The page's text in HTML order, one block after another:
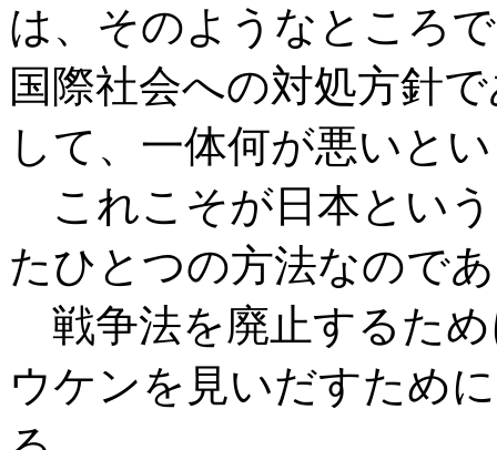
は、そのようなところ
国際社会への対処方針
して、一体何が悪いと
これこそが日本とい
たひとつの方法なので
戦争法を廃止するた
ウケンを見いだすため